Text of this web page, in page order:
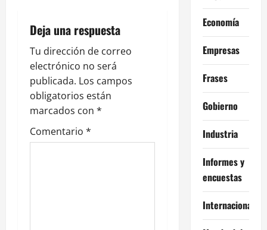
ó
n
d
e
e
Deja una respuesta
Tu dirección de correo
electrónico no será
publicada. Los campos
obligatorios están
marcados con *
Comentario *
Economía
Empresas
Frases
Gobierno
Industria
Informes y
encuestas
Internacional